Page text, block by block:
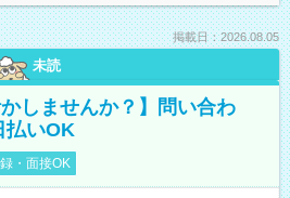
掲載日：2026.08.05
未読
しませんか？】問い合わ
払いOK
・面接OK